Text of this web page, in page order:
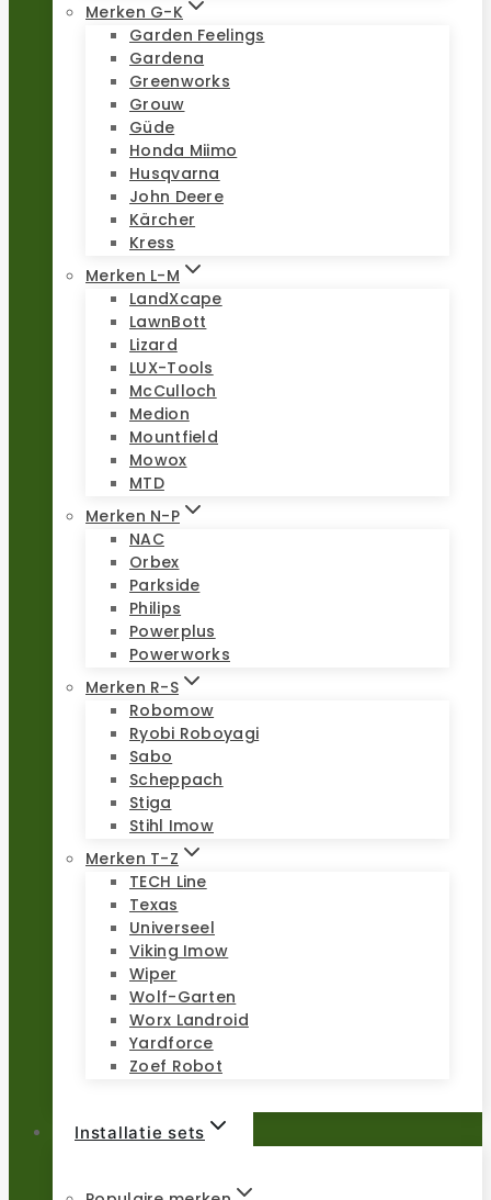
Merken G-K
Garden Feelings
Gardena
Greenworks
Grouw
Güde
Honda Miimo
Husqvarna
John Deere
Kärcher
Kress
Merken L-M
LandXcape
LawnBott
Lizard
LUX-Tools
McCulloch
Medion
Mountfield
Mowox
MTD
Merken N-P
NAC
Orbex
Parkside
Philips
Powerplus
Powerworks
Merken R-S
Robomow
Ryobi Roboyagi
Sabo
Scheppach
Stiga
Stihl Imow
Merken T-Z
TECH Line
Texas
Universeel
Viking Imow
Wiper
Wolf-Garten
Worx Landroid
Yardforce
Zoef Robot
Installatie sets